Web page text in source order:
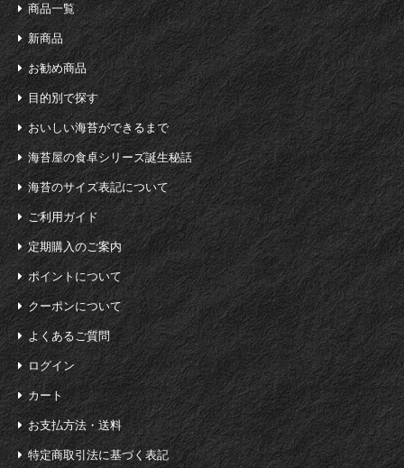
商品一覧
新商品
お勧め商品
目的別で探す
おいしい海苔ができるまで
海苔屋の食卓シリーズ誕生秘話
海苔のサイズ表記について
ご利用ガイド
定期購入のご案内
ポイントについて
クーポンについて
よくあるご質問
ログイン
カート
お支払方法・送料
特定商取引法に基づく表記